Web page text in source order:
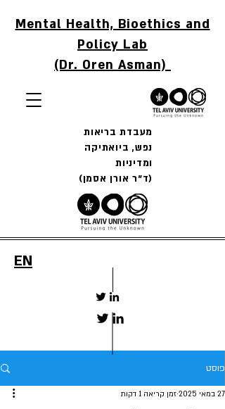
מעבדת בריאות
נפש, ביואתיקה
ומדיניות
(ד"ר אורן אסמן)
Mental Health, Bioethics and
Policy Lab
(Dr. Oren Asman)
EN
פוסט
27 במאי 2025 זמן קריאה 1 דקות